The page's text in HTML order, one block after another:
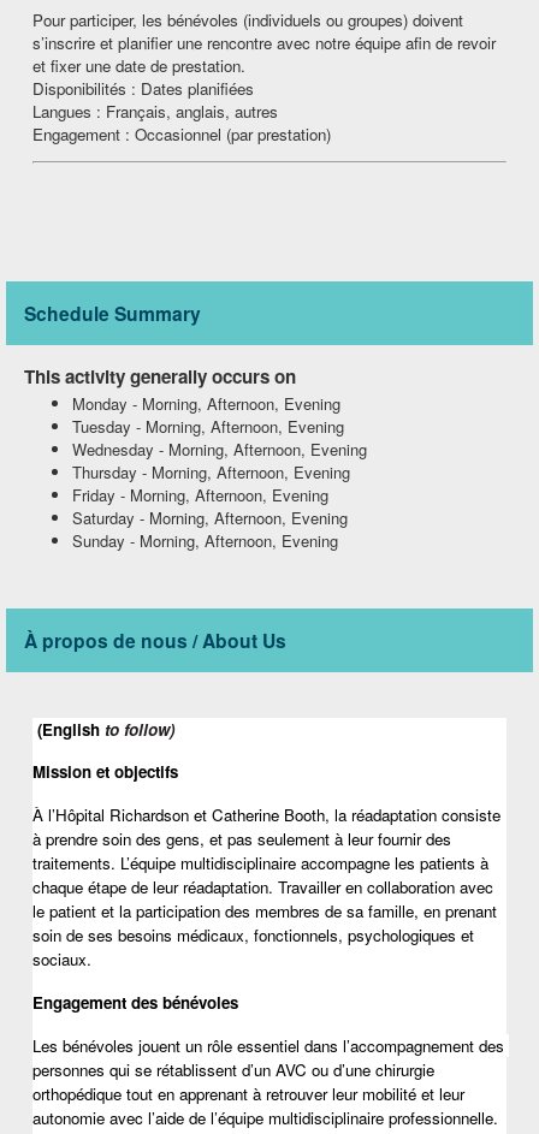
Pour participer, les bénévoles (individuels ou groupes) doivent
s’inscrire et planifier une rencontre avec notre équipe afin de revoir
et fixer une date de prestation.
Disponibilités : Dates planifiées
Langues : Français, anglais, autres
Engagement : Occasionnel (par prestation)
Schedule Summary
This activity generally occurs on
Monday - Morning, Afternoon, Evening
Tuesday - Morning, Afternoon, Evening
Wednesday - Morning, Afternoon, Evening
Thursday - Morning, Afternoon, Evening
Friday - Morning, Afternoon, Evening
Saturday - Morning, Afternoon, Evening
Sunday - Morning, Afternoon, Evening
À propos de nous / About Us
(English to follow)
Mission et objectifs
À l’Hôpital Richardson et Catherine Booth, la réadaptation consiste
à prendre soin des gens, et pas seulement à leur fournir des
traitements. L’équipe multidisciplinaire accompagne les patients à
chaque étape de leur réadaptation. Travailler en collaboration avec
le patient et la participation des membres de sa famille, en prenant
soin de ses besoins médicaux, fonctionnels, psychologiques et
sociaux.
Engagement des bénévoles
Les bénévoles jouent un rôle essentiel dans l’accompagnement des
personnes qui se rétablissent d’un AVC ou d’une chirurgie
orthopédique tout en apprenant à retrouver leur mobilité et leur
autonomie avec l’aide de l’équipe multidisciplinaire professionnelle.